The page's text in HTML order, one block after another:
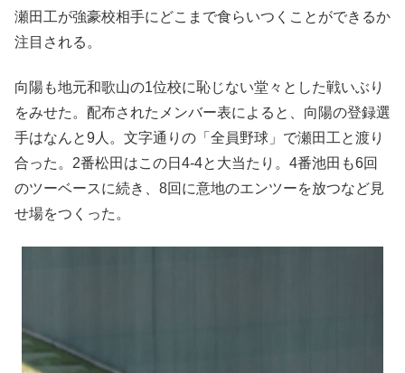
瀬田工が強豪校相手にどこまで食らいつくことができるか
注目される。
向陽も地元和歌山の1位校に恥じない堂々とした戦いぶり
をみせた。配布されたメンバー表によると、向陽の登録選
手はなんと9人。文字通りの「全員野球」で瀬田工と渡り
合った。2番松田はこの日4-4と大当たり。4番池田も6回
のツーベースに続き、8回に意地のエンツーを放つなど見
せ場をつくった。